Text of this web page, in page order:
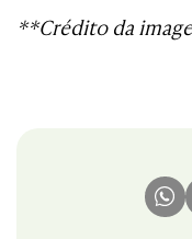
**Crédito da